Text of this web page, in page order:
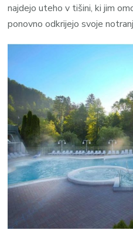
najdejo uteho v tišini, ki jim
ponovno odkrijejo svoje